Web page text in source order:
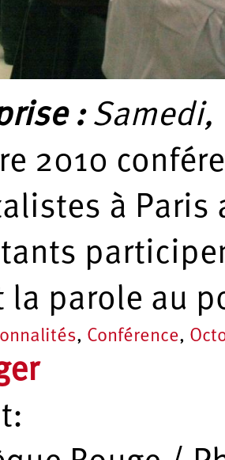
: Samedi,
2010
à Paris
la parole au
, Conférence,